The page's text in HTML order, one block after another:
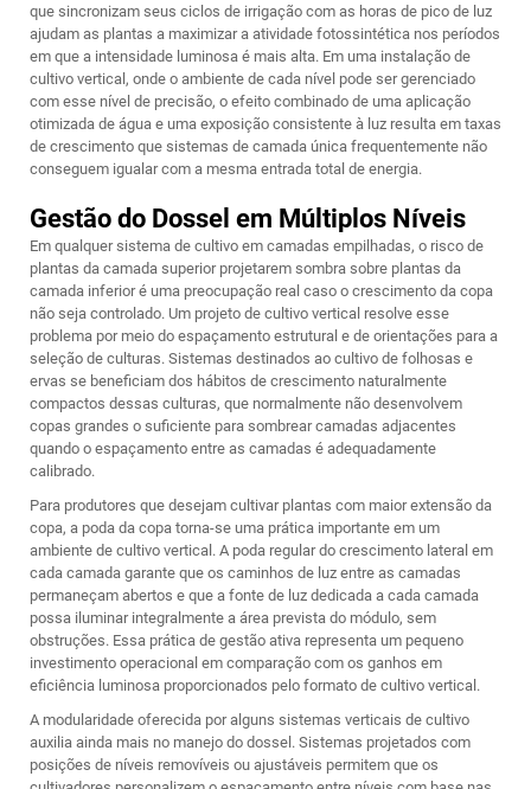
que sincronizam seus ciclos de irrigação com as horas de pico de luz
ajudam as plantas a maximizar a atividade fotossintética nos períodos
em que a intensidade luminosa é mais alta. Em uma instalação de
cultivo vertical, onde o ambiente de cada nível pode ser gerenciado
com esse nível de precisão, o efeito combinado de uma aplicação
otimizada de água e uma exposição consistente à luz resulta em taxas
de crescimento que sistemas de camada única frequentemente não
conseguem igualar com a mesma entrada total de energia.
Gestão do Dossel em Múltiplos Níveis
Em qualquer sistema de cultivo em camadas empilhadas, o risco de
plantas da camada superior projetarem sombra sobre plantas da
camada inferior é uma preocupação real caso o crescimento da copa
não seja controlado. Um projeto de cultivo vertical resolve esse
problema por meio do espaçamento estrutural e de orientações para a
seleção de culturas. Sistemas destinados ao cultivo de folhosas e
ervas se beneficiam dos hábitos de crescimento naturalmente
compactos dessas culturas, que normalmente não desenvolvem
copas grandes o suficiente para sombrear camadas adjacentes
quando o espaçamento entre as camadas é adequadamente
calibrado.
Para produtores que desejam cultivar plantas com maior extensão da
copa, a poda da copa torna-se uma prática importante em um
ambiente de cultivo vertical. A poda regular do crescimento lateral em
cada camada garante que os caminhos de luz entre as camadas
permaneçam abertos e que a fonte de luz dedicada a cada camada
possa iluminar integralmente a área prevista do módulo, sem
obstruções. Essa prática de gestão ativa representa um pequeno
investimento operacional em comparação com os ganhos em
eficiência luminosa proporcionados pelo formato de cultivo vertical.
A modularidade oferecida por alguns sistemas verticais de cultivo
auxilia ainda mais no manejo do dossel. Sistemas projetados com
posições de níveis removíveis ou ajustáveis permitem que os